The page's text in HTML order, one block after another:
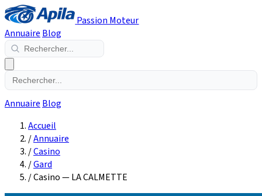
Passion Moteur
Annuaire Blog
Annuaire Blog
Accueil
/Annuaire
/Casino
/Gard
/Casino — LA CALMETTE